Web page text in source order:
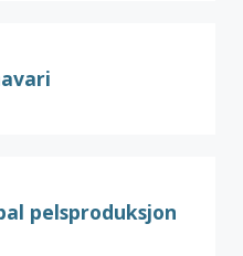
pelsproduksjon